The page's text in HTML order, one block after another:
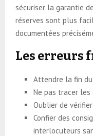
sécuriser la garantie
réserves sont plus
documentées
Les erreurs
Attendre la fin
Ne pas tracer les
Oublier de
Confier des
interlocuteurs